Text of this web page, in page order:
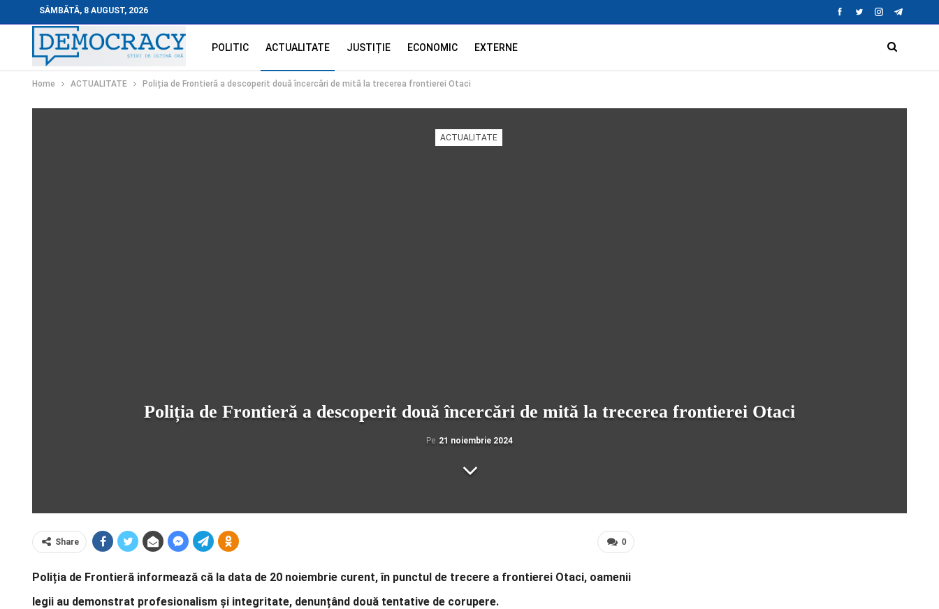
SÂMBĂTĂ, 8 AUGUST, 2026
POLITIC ACTUALITATE JUSTIȚIE ECONOMIC EXTERNE
Home ACTUALITATE Poliția de Frontieră a descoperit două încercări de mită la trecerea frontierei Otaci
ACTUALITATE
Poliția de Frontieră a descoperit două încercări de mită la trecerea frontierei Otaci
Pe 21 noiembrie 2024
0
Share
Poliția de Frontieră informează că la data de 20 noiembrie curent, în punctul de trecere a frontierei Otaci, oamenii
legii au demonstrat profesionalism și integritate, denunțând două tentative de corupere.